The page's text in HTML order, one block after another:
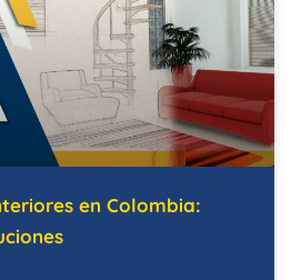
en Colombia: